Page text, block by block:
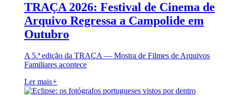
TRAÇA 2026: Festival de Cinema de
Arquivo Regressa a Campolide em
Outubro
A 5.ª edição da TRAÇA — Mostra de Filmes de Arquivos
Familiares acontece
Ler mais+